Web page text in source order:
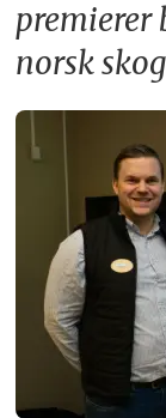
premierer
norsk